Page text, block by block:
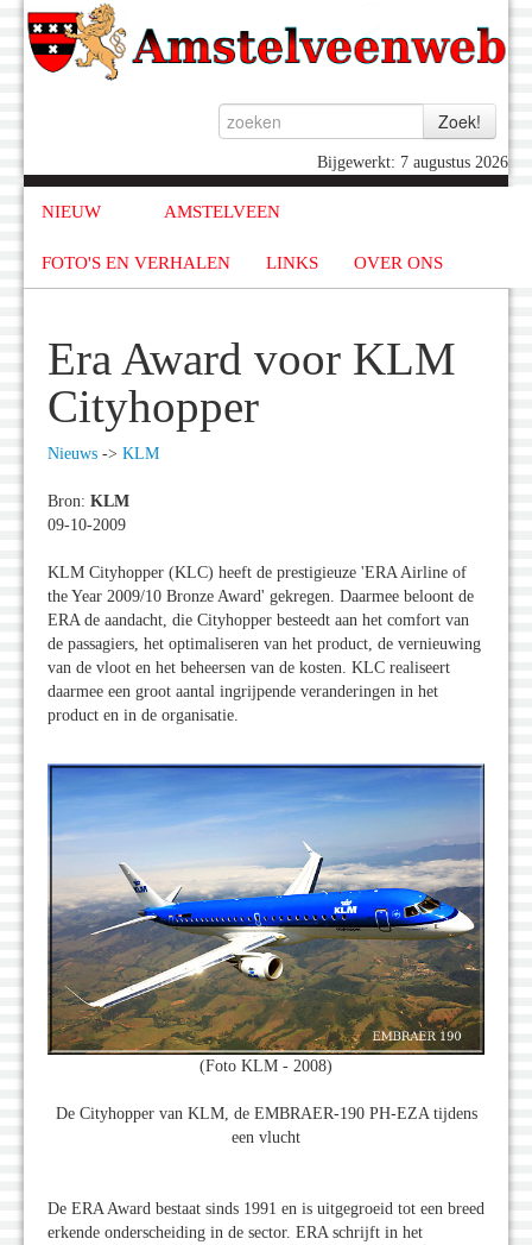
Bijgewerkt: 7 augustus 2026
NIEUW AMSTELVEEN
FOTO'S EN VERHALEN LINKS OVER ONS
Era Award voor KLM
Cityhopper
Nieuws -> KLM
Bron: KLM
09-10-2009
KLM Cityhopper (KLC) heeft de prestigieuze 'ERA Airline of
the Year 2009/10 Bronze Award' gekregen. Daarmee beloont de
ERA de aandacht, die Cityhopper besteedt aan het comfort van
de passagiers, het optimaliseren van het product, de vernieuwing
van de vloot en het beheersen van de kosten. KLC realiseert
daarmee een groot aantal ingrijpende veranderingen in het
product en in de organisatie.
(Foto KLM - 2008)
De Cityhopper van KLM, de EMBRAER-190 PH-EZA tijdens
een vlucht
De ERA Award bestaat sinds 1991 en is uitgegroeid tot een breed
erkende onderscheiding in de sector. ERA schrijft in het